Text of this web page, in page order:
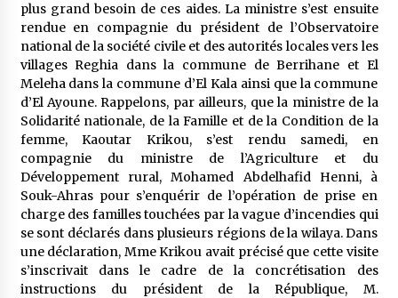
plus grand besoin de ces aides. La ministre s’est ensuite
rendue en compagnie du président de l’Observatoire
national de la société civile et des autorités locales vers les
villages Reghia dans la commune de Berrihane et El
Meleha dans la commune d’El Kala ainsi que la commune
d’El Ayoune. Rappelons, par ailleurs, que la ministre de la
Solidarité nationale, de la Famille et de la Condition de la
femme, Kaoutar Krikou, s’est rendu samedi, en
compagnie du ministre de l’Agriculture et du
Développement rural, Mohamed Abdelhafid Henni, à
Souk-Ahras pour s’enquérir de l’opération de prise en
charge des familles touchées par la vague d’incendies qui
se sont déclarés dans plusieurs régions de la wilaya. Dans
une déclaration, Mme Krikou avait précisé que cette visite
s’inscrivait dans le cadre de la concrétisation des
instructions du président de la République, M.